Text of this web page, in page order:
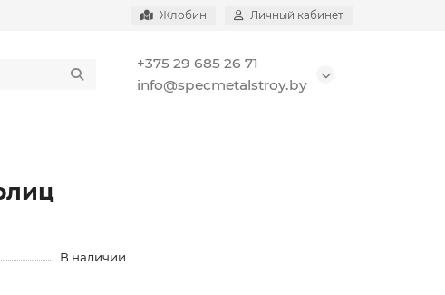
Жлобин Личный кабинет
+375 29 685 26 71
info@specmetalstroy.by
В наличии